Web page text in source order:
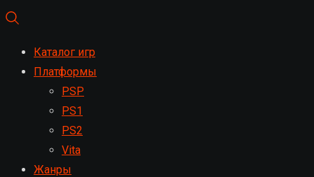
Каталог игр
Платформы
PSP
PS1
PS2
Vita
Жанры